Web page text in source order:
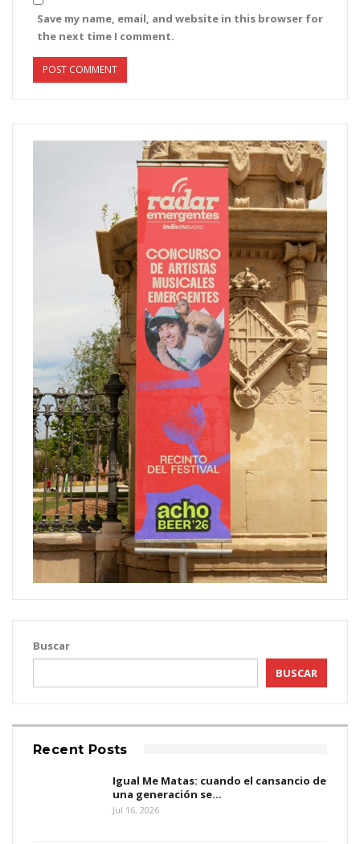
Save my name, email, and website in this browser for
the next time I comment.
Buscar
BUSCAR
Recent Posts
Igual Me Matas: cuando el cansancio de
una generación se…
Jul 16, 2026